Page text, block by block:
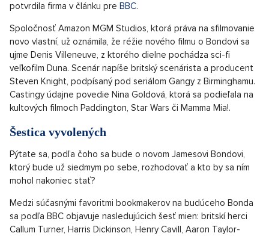
potvrdila firma v článku pre BBC.
Spoločnosť Amazon MGM Studios, ktorá práva na sfilmovanie
novo vlastní, už oznámila, že réžie nového filmu o Bondovi sa
ujme Denis Villeneuve, z ktorého dielne pochádza sci-fi
veľkofilm Duna. Scenár napíše britský scenárista a producent
Steven Knight, podpísaný pod seriálom Gangy z Birminghamu.
Castingy údajne povedie Nina Goldová, ktorá sa podieľala na
kultových filmoch Paddington, Star Wars či Mamma Mia!.
Šestica vyvolených
Pýtate sa, podľa čoho sa bude o novom Jamesovi Bondovi,
ktorý bude už siedmym po sebe, rozhodovať a kto by sa ním
mohol nakoniec stať?
Medzi súčasnými favoritmi bookmakerov na budúceho Bonda
sa podľa BBC objavuje nasledujúcich šesť mien: britskí herci
Callum Turner, Harris Dickinson, Henry Cavill, Aaron Taylor-